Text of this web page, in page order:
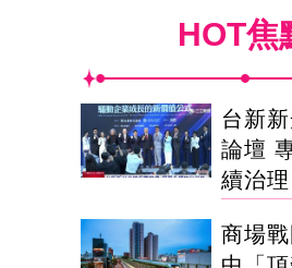
HOT焦
台新
論壇
續治理
商場